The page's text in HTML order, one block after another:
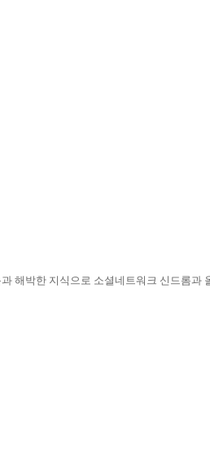
해박한 지식으로 소셜네트워크 신드롬과